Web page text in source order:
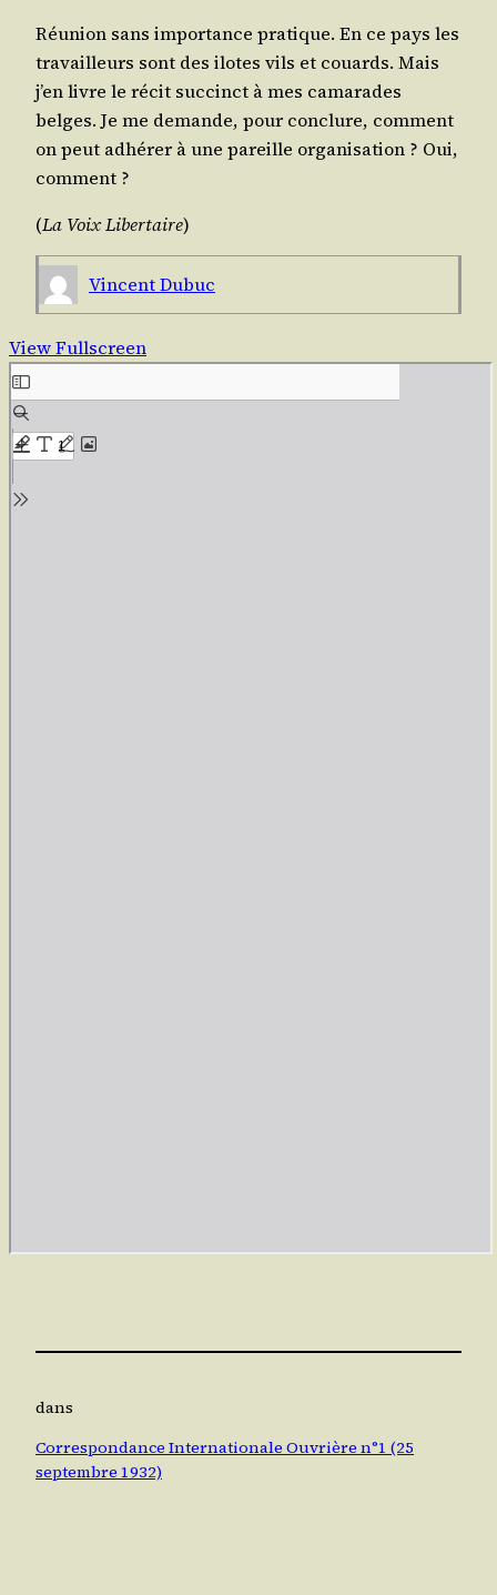
Réunion sans impor­tance pra­tique. En ce pays les
tra­vailleurs sont des ilotes vils et couards. Mais
j’en livre le récit suc­cinct à mes cama­rades
belges. Je me demande, pour conclure, com­ment
on peut adhé­rer à une pareille orga­ni­sa­tion ? Oui,
comment ?
(La Voix Liber­taire)
Vincent Dubuc
View Fullscreen
dans
Correspondance Internationale Ouvrière n°1 (25
septembre 1932)